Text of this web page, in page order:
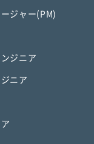
ジャー(PM)
ジニア
ニア